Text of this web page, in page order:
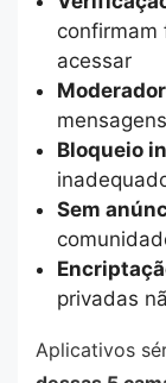
confirmam
acessar
Bloqueio
Sem
privadas
Aplicativos